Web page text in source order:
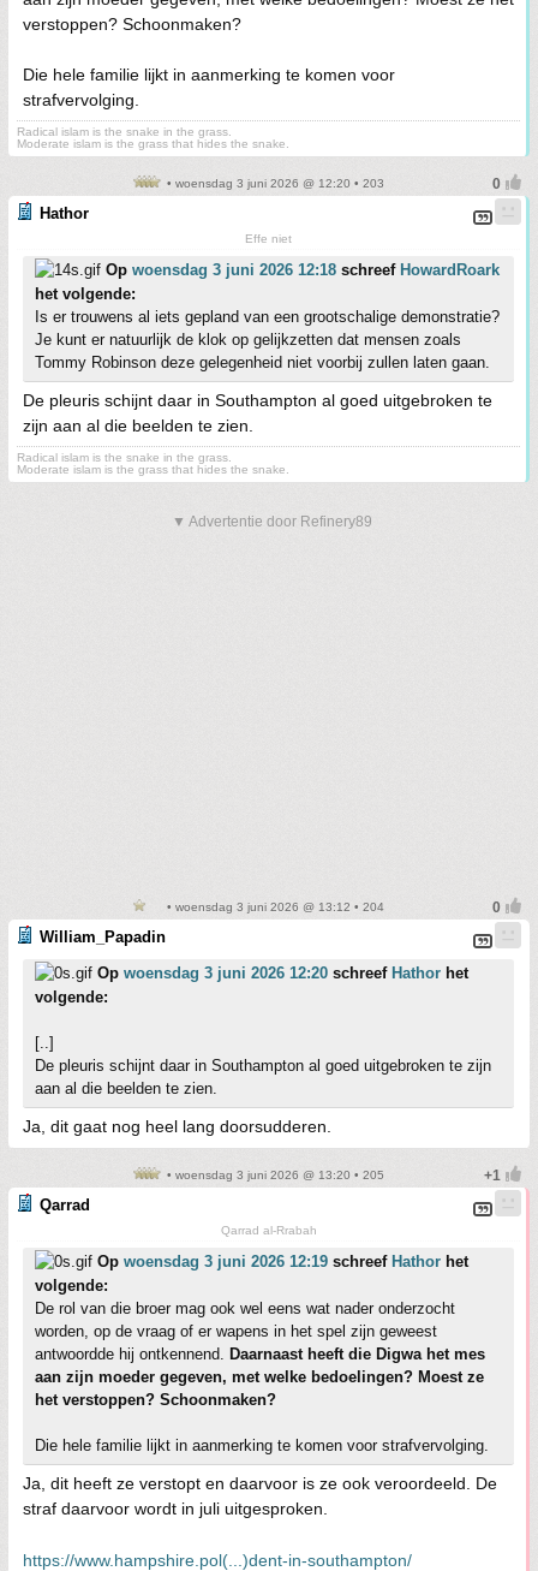
verstoppen? Schoonmaken?
Die hele familie lijkt in aanmerking te komen voor
strafvervolging.
Radical islam is the snake in the grass.
Moderate islam is the grass that hides the snake.
• woensdag 3 juni 2026 @ 12:20 • 203
Hathor
Effe niet
Op woensdag 3 juni 2026 12:18 schreef HowardRoark
het volgende:
Is er trouwens al iets gepland van een grootschalige demonstratie?
Je kunt er natuurlijk de klok op gelijkzetten dat mensen zoals
Tommy Robinson deze gelegenheid niet voorbij zullen laten gaan.
De pleuris schijnt daar in Southampton al goed uitgebroken te
zijn aan al die beelden te zien.
Radical islam is the snake in the grass.
Moderate islam is the grass that hides the snake.
▼ Advertentie door Refinery89
• woensdag 3 juni 2026 @ 13:12 • 204
William_Papadin
Op woensdag 3 juni 2026 12:20 schreef Hathor het
volgende:
[..]
De pleuris schijnt daar in Southampton al goed uitgebroken te zijn
aan al die beelden te zien.
Ja, dit gaat nog heel lang doorsudderen.
• woensdag 3 juni 2026 @ 13:20 • 205
Qarrad
Qarrad al-Rrabah
Op woensdag 3 juni 2026 12:19 schreef Hathor het
volgende:
De rol van die broer mag ook wel eens wat nader onderzocht
worden, op de vraag of er wapens in het spel zijn geweest
antwoordde hij ontkennend. Daarnaast heeft die Digwa het mes
aan zijn moeder gegeven, met welke bedoelingen? Moest ze
het verstoppen? Schoonmaken?
Die hele familie lijkt in aanmerking te komen voor strafvervolging.
Ja, dit heeft ze verstopt en daarvoor is ze ook veroordeeld. De
straf daarvoor wordt in juli uitgesproken.
https://www.hampshire.pol(...)dent-in-southampton/